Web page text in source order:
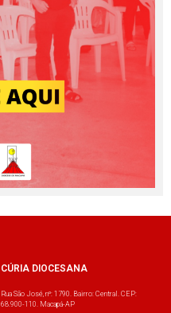
CÚRIA DIOCESANA
Rua São José, nº: 1790. Bairro: Central. CEP:
68.900-110. Macapá-AP